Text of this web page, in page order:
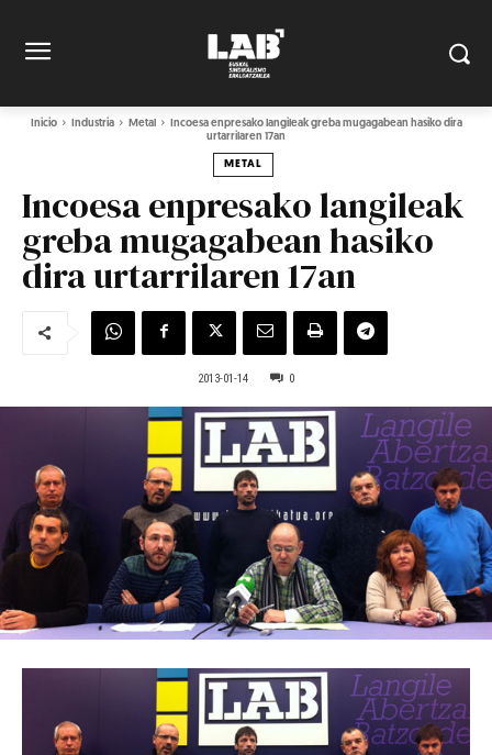
Inicio Industria Metal
Incoesa enpresako langileak greba mugagabean hasiko dira
urtarrilaren 17an
METAL
Incoesa enpresako langileak
greba mugagabean hasiko
dira urtarrilaren 17an
2013-01-14 0